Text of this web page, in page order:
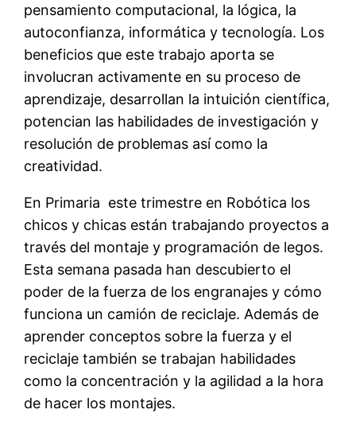
pensamiento computacional, la lógica, la
autoconfianza, informática y tecnología. Los
beneficios que este trabajo aporta se
involucran activamente en su proceso de
aprendizaje, desarrollan la intuición científica,
potencian las habilidades de investigación y
resolución de problemas así como la
creatividad.
En Primaria este trimestre en Robótica los
chicos y chicas están trabajando proyectos a
través del montaje y programación de legos.
Esta semana pasada han descubierto el
poder de la fuerza de los engranajes y cómo
funciona un camión de reciclaje. Además de
aprender conceptos sobre la fuerza y el
reciclaje también se trabajan habilidades
como la concentración y la agilidad a la hora
de hacer los montajes.